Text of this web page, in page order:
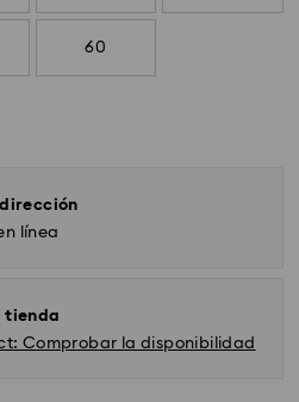
60
línea
tienda
Comprobar la disponibilidad